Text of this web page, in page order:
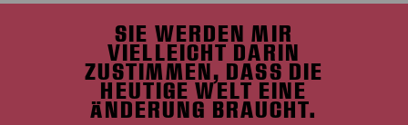
SIE WERDEN MIR
VIELLEICHT DARIN
ZUSTIMMEN, DASS DIE
HEUTIGE WELT EINE
ÄNDERUNG BRAUCHT.